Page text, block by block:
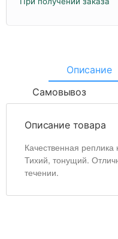
Описание
Самовывоз
Описание товара
Качественная
Тихий, тонущий.
течении.